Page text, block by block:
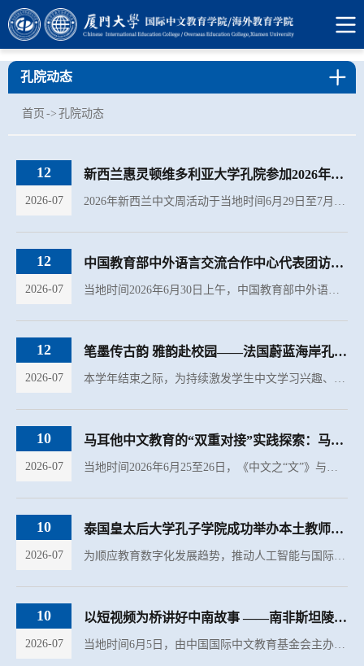
孔院动态
首页 -> 孔院动态
12
2026-07
新西兰惠灵顿维多利亚大学孔院参加2026年新西兰中文周开幕式
2026年新西兰中文周活动于当地时间6月29日至7月5日举办，活动开幕式6月30日在新西兰惠灵顿国会大厦盛大启幕。新西兰各地中文教育从业者、院校代表及各界嘉宾齐聚现场，共赴这场推广国际中文教育、传播中华优秀文...
12
2026-07
中国教育部中外语言交流合作中心代表团访问新西兰惠灵顿维多利亚大学
当地时间2026年6月30日上午，中国教育部中外语言交流合作中心（CLEC）副主任刘剑青率团访问新西兰惠灵顿维多利亚大学，与校方及维大孔子学院举行工作会谈，就国际中文教育发展、中新教育交流合作等议题进行了交流...
12
2026-07
笔墨传古韵 雅韵赴校园——法国蔚蓝海岸孔子学院系列文化活动点亮法摩学年尾声
本学年结束之际，为持续激发学生中文学习兴趣、深化海外青少年对中华优秀传统文化的认知，法国蔚蓝海岸孔子学院走进摩纳哥、法国两所中学，推出系列沉浸式传统文化体验活动，以书法研习、传统民俗互动为抓手，将...
10
2026-07
马耳他中文教育的“双重对接”实践探索：马耳他大学孔院教师参加《欧洲汉语能力标...
当地时间2026年6月25至26日，《中文之“文”》与《欧洲汉语能力标准》国际研讨会暨第19届欧洲孔子学院汉语教师与本土教师培训在法国阿拉斯市阿尔多瓦大学隆重举行，马耳他大学孔子学院公派教师邵雪松受邀参会，并...
10
2026-07
泰国皇太后大学孔子学院成功举办本土教师“教学媒体创新设计”专题培训
为顺应教育数字化发展趋势，推动人工智能与国际中文教学深度融合，切实提升本土中文教师的数字化教学设计能力，当地时间6月20日，由泰国皇太后大学孔子学院主办、汉学院、诗琳通中国语言文化中心协办的“AI赋能·...
10
2026-07
以短视频为桥讲好中南故事 ——南非斯坦陵布什大学孔院教师左刘岗受邀为全球孔院分...
当地时间6月5日，由中国国际中文教育基金会主办的第二季《孔院短视频创拍工作坊》系列线上讲座正式启幕。系列活动分多场陆续开展，南非斯坦陵布什大学孔子学院公派教师左刘岗凭借丰硕的海外短视频创作与社媒运营...